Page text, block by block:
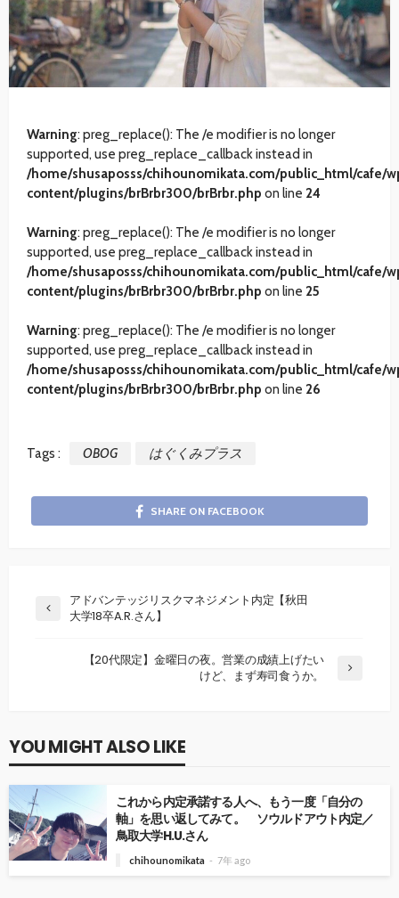
Warning: preg_replace(): The /e modifier is no longer
supported, use preg_replace_callback instead in
/home/shusaposss/chihounomikata.com/public_html/cafe/
content/plugins/brBrbr300/brBrbr.php on line 24
Warning: preg_replace(): The /e modifier is no longer
supported, use preg_replace_callback instead in
/home/shusaposss/chihounomikata.com/public_html/cafe/
content/plugins/brBrbr300/brBrbr.php on line 25
Warning: preg_replace(): The /e modifier is no longer
supported, use preg_replace_callback instead in
/home/shusaposss/chihounomikata.com/public_html/cafe/
content/plugins/brBrbr300/brBrbr.php on line 26
Tags : OBOG はぐくみプラス
SHARE ON FACEBOOK
アドバンテッジリスクマネジメント内定【秋田
大学18卒A.R.さん】
【20代限定】金曜日の夜。営業の成績上げたい
けど、まず寿司食うか。
YOU MIGHT ALSO LIKE
これから内定承諾する人へ、もう一度「自分の
軸」を思い返してみて。 ソウルドアウト内定／
鳥取大学H.U.さん
chihounomikata 7年 ago